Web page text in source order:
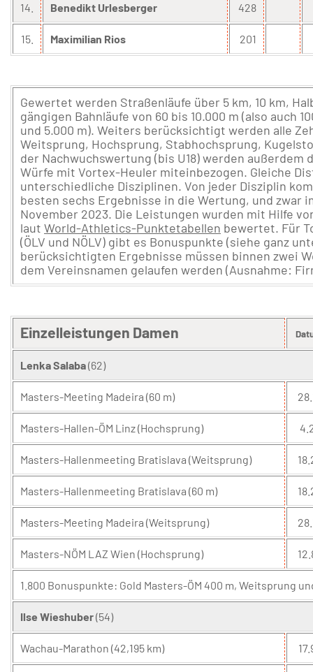
14. Benedikt Urlesberger 428
15. Maximilian Rios 201
Gewertet werden Straßenläufe über 5 km, 10 km,
gängigen Bahnläufe von 60 bis 10.000 m (also auch
und 5.000 m). Weiters berücksichtigt werden alle
Weitsprung, Hochsprung, Stabhochsprung,
der Nachwuchswertung (bis U18) werden außerdem
Würfe mit Vortex-Heuler miteinbezogen. Gleiche
unterschiedliche Disziplinen. Von jeder Disziplin
besten sechs Ergebnisse in die Wertung, und zwar
November 2023. Die Leistungen wurden mit Hilfe
laut World-Athletics-Punktetabellen bewertet. Für
(ÖLV und NÖLV) gibt es Bonuspunkte (siehe ganz
berücksichtigten Ergebnisse müssen binnen zwei
dem Vereinsnamen gelaufen werden (Ausnahme:
Einzelleistungen Damen
Lenka Salaba(62)
Masters-Meeting Madeira (60 m)
Masters-Hallen-ÖM Linz (Hochsprung)
Masters-Hallenmeeting Bratislava (Weitsprung)
Masters-Hallenmeeting Bratislava (60 m)
Masters-Meeting Madeira (Weitsprung)
Masters-NÖM LAZ Wien (Hochsprung)
1.800 Bonuspunkte: Gold Masters-ÖM 400 m, Weitsprung
Ilse Wieshuber(54)
Wachau-Marathon (42,195 km)